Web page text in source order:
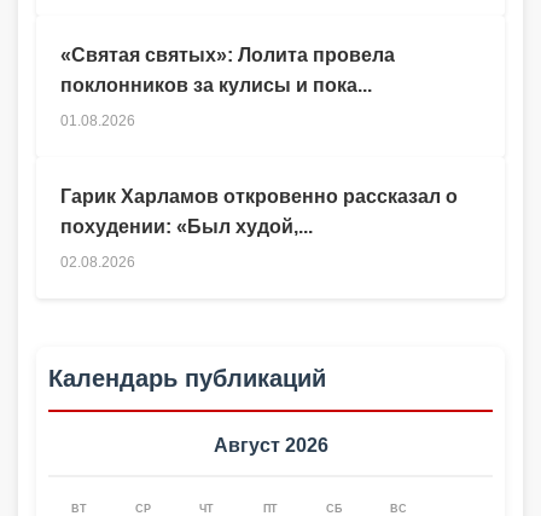
Гарик Харламов откровенно рассказал о
похудении: «Был худой,...
02.08.2026
«Святая святых»: Лолита провела
поклонников за кулисы и пока...
01.08.2026
Календарь публикаций
Август 2026
ВТ СР ЧТ ПТ СБ ВС